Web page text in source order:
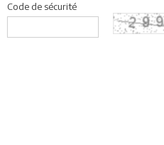
Code de sécurité